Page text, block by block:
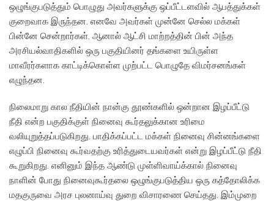
ஒழுங்குபடுத்தும் பொழுது அவர்களுக்கு ஒப்பீட்டளவில் ஆபத்துக்கள்
குறைவாக இருந்தன. எனவே அவர்கள் முன்னே செல்ல மக்கள்
பின்னே சென்றார்கள். ஆனால் ஆட்சி மாற்றத்தின் பின் அந்த
அரசியல்வாதிகளில் ஒரு பகுதியினர் தங்களை உயிருள்ள
மாவீரர்களாக காட்டிக்கொள்ள முற்பட்ட பொழுதே விமர்சனங்கள்
எழுந்தன.
நிலைமாறு கால நீதியின் நான்கு தூண்களில் ஒன்றான இழப்பீட்டு
நீதி என்ற பகுதிக்குள் நினைவு கூர்தலுக்கான உரிமை
வலியுறுத்தப்படுகிறது. பாதிக்கப்பட்ட மக்கள் நினைவு சின்னங்களை
எழுப்பி நினைவு கூர்வதற்கு உரித்துடையவர்கள் என்று இழப்பீட்டு நீதி
கூறுகிறது. எனினும் இந்த ஆண்டு முள்ளிவாய்க்கால் நினைவு
நாளின் போது நினைவுகூர்தலை ஒழுங்குபடுத்திய ஒரு கத்தோலிக்க
மதகுருவை அரச புலனாய்வு துறை விசாரணை செய்தது. இம்முறை